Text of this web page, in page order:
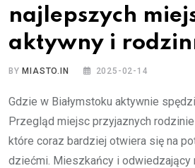
najlepszych
aktywny i
BYMIASTO.IN 2025-02-14
Gdzie w Białymstoku aktywnie
Przegląd miejsc przyjaznych
które coraz bardziej otwiera się na
dziećmi. Mieszkańcy i odwiedzający